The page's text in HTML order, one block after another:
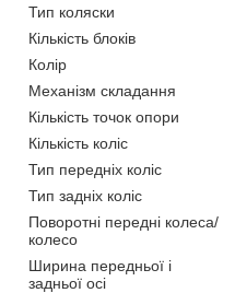
Тип коляски
Кількість блоків
Колір
Механізм складання
Кількість точок опори
Кількість коліс
Тип передніх коліс
Тип задніх коліс
Поворотні передні колеса/
колесо
Ширина передньої і
задньої осі